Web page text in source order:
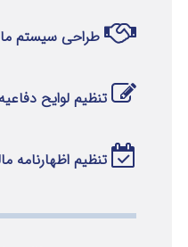
طراحی سیستم
تنظیم لوایح دفاعیه
تنظیم اظهارنامه